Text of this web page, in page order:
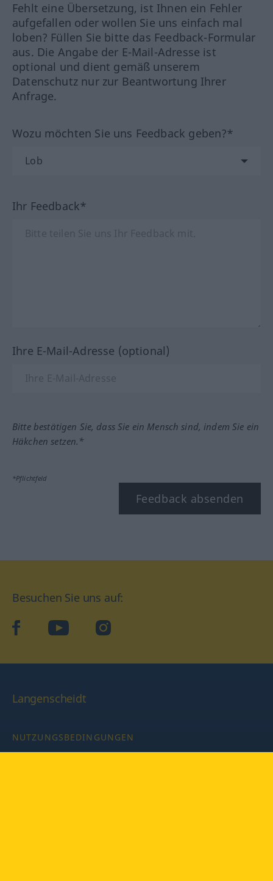
Fehlt eine Übersetzung, ist Ihnen ein Fehler
aufgefallen oder wollen Sie uns einfach mal
loben? Füllen Sie bitte das Feedback-Formular
aus. Die Angabe der E-Mail-Adresse ist
optional und dient gemäß unserem
Datenschutz nur zur Beantwortung Ihrer
Anfrage.
Wozu möchten Sie uns Feedback geben?*
Ihr Feedback*
Ihre E-Mail-Adresse (optional)
Bitte bestätigen Sie, dass Sie ein Mensch sind, indem Sie ein
Häkchen setzen.*
*Pflichtfeld
Feedback absenden
Besuchen Sie uns auf:
facebookYouTube Instagram
Langenscheidt
NUTZUNGSBEDINGUNGEN